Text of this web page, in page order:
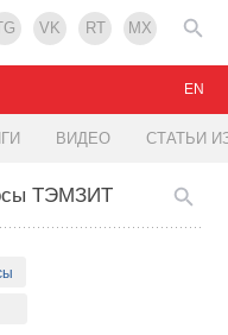
VK RT MX
ВИДЕО СТАТЬИ
EN
ТЭМЗИТ